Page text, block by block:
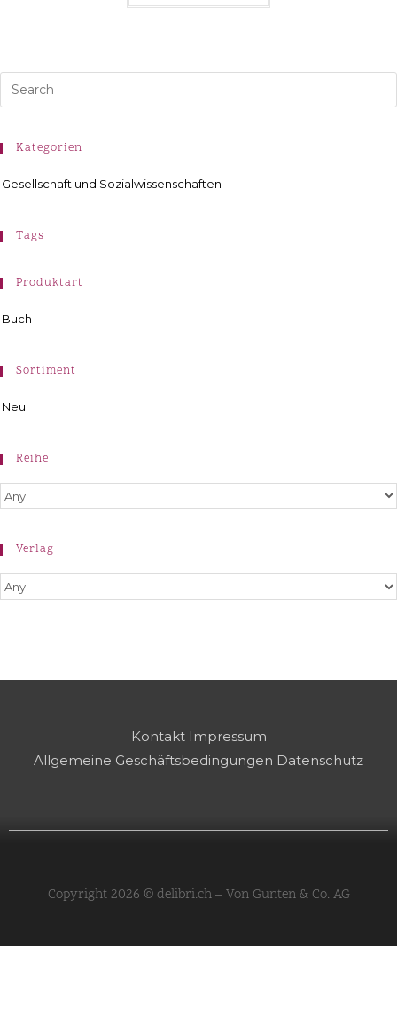
Kategorien
Gesellschaft und Sozialwissenschaften
Tags
Produktart
Buch
Sortiment
Neu
Reihe
Verlag
Kontakt Impressum
Allgemeine Geschäftsbedingungen Datenschutz
Copyright 2026 © delibri.ch – Von Gunten & Co. AG